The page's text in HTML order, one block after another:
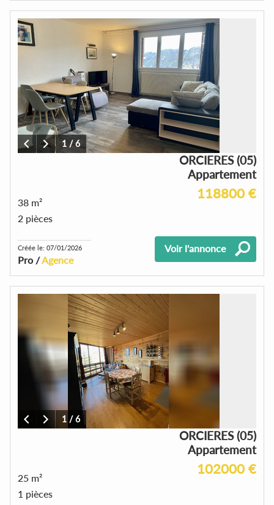
1 /6
ORCIERES (05)
Appartement
118800 €
38 m²
2 pièces
Créée le: 07/01/2026
Pro /Agence
Voir l'annonce
1 /6
ORCIERES (05)
Appartement
102000 €
25 m²
1 pièces